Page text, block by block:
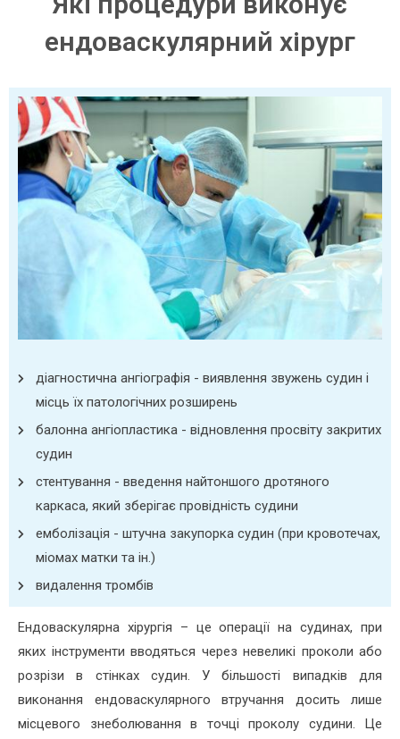
ендоваскулярний хірург
діагностична ангіографія - виявлення звужень судин і
місць їх патологічних розширень
балонна ангіопластика - відновлення просвіту закритих
судин
стентування - введення найтоншого дротяного
каркаса, який зберігає провідність судини
емболізація - штучна закупорка судин (при кровотечах,
міомах матки та ін.)
видалення тромбів
Ендоваскулярна хірургія – це операції на судинах, при
яких інструменти вводяться через невеликі проколи або
розрізи в стінках судин. У більшості випадків для
виконання ендоваскулярного втручання досить лише
місцевого знеболювання в точці проколу судини. Це